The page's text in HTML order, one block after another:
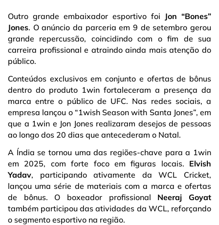
Outro grande embaixador esportivo foi Jon “Bones”
Jones. O anúncio da parceria em 9 de setembro gerou
grande repercussão, coincidindo com o fim de sua
carreira profissional e atraindo ainda mais atenção do
público.
Conteúdos exclusivos em conjunto e ofertas de bônus
dentro do produto 1win fortaleceram a presença da
marca entre o público de UFC. Nas redes sociais, a
empresa lançou o “1wish Season with Santa Jones”, em
que a 1win e Jon Jones realizaram desejos de pessoas
ao longo dos 20 dias que antecederam o Natal.
A Índia se tornou uma das regiões-chave para a 1win
em 2025, com forte foco em figuras locais. Elvish
Yadav, participando ativamente da WCL Cricket,
lançou uma série de materiais com a marca e ofertas
de bônus. O boxeador profissional Neeraj Goyat
também participou das atividades da WCL, reforçando
o segmento esportivo na região.